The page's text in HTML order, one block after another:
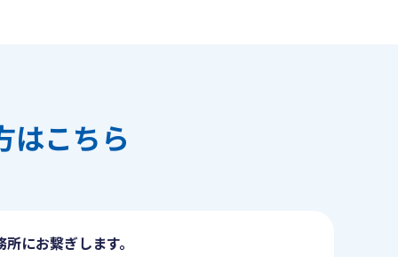
はこちら
にお繋ぎします。